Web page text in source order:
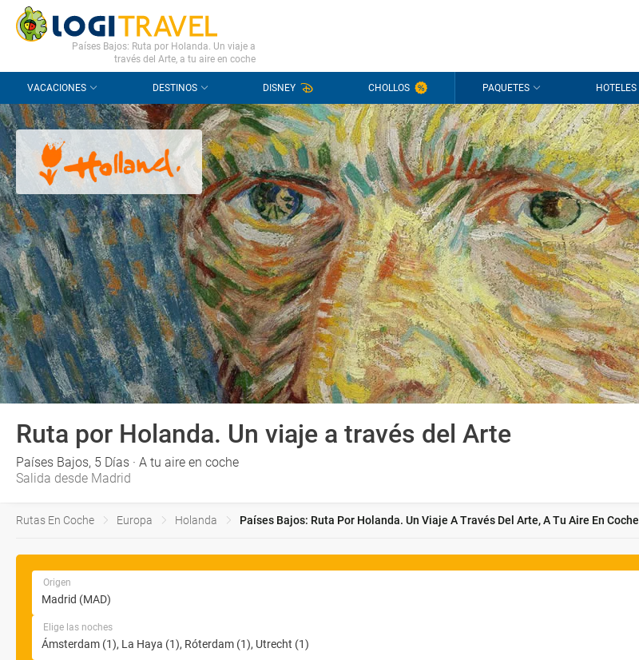
CONTACTO PREGUNTAS FRECUENTES
Países Bajos: Ruta por Holanda. Un viaje a
través del Arte, a tu aire en coche
VACACIONES DESTINOS DISNEY CHOLLOS PAQUETES HOTELES
Ruta por Holanda. Un viaje a través del Arte
Países Bajos, 5 Días · A tu aire en coche
Salida desde Madrid
Rutas En Coche Europa Holanda Países Bajos: Ruta Por Holanda. Un Viaje A Través Del Arte, A Tu Aire En Coche
Origen
Elige las noches